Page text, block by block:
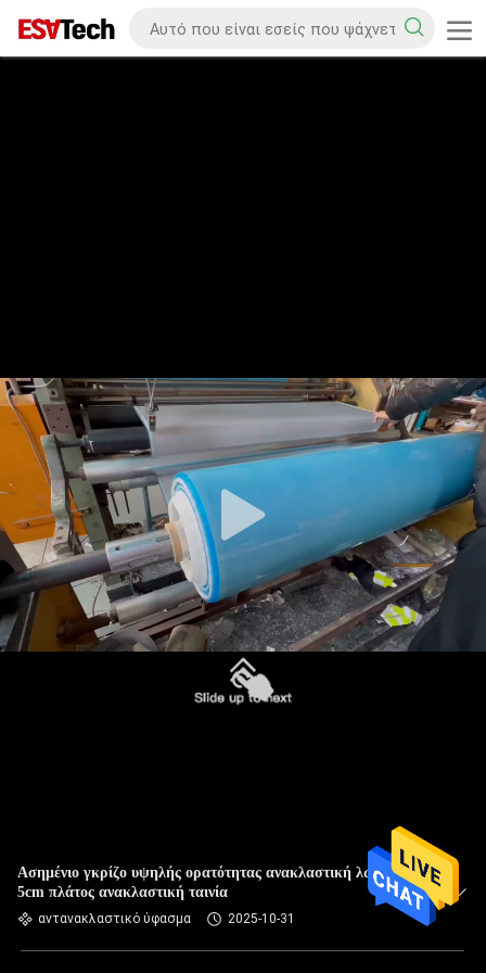
Ασημένιο γκρίζο υψηλής ορατότητας ανακλαστική λωρίδα
5cm πλάτος ανακλαστική ταινία
αντανακλαστικό ύφασμα 2025-10-31